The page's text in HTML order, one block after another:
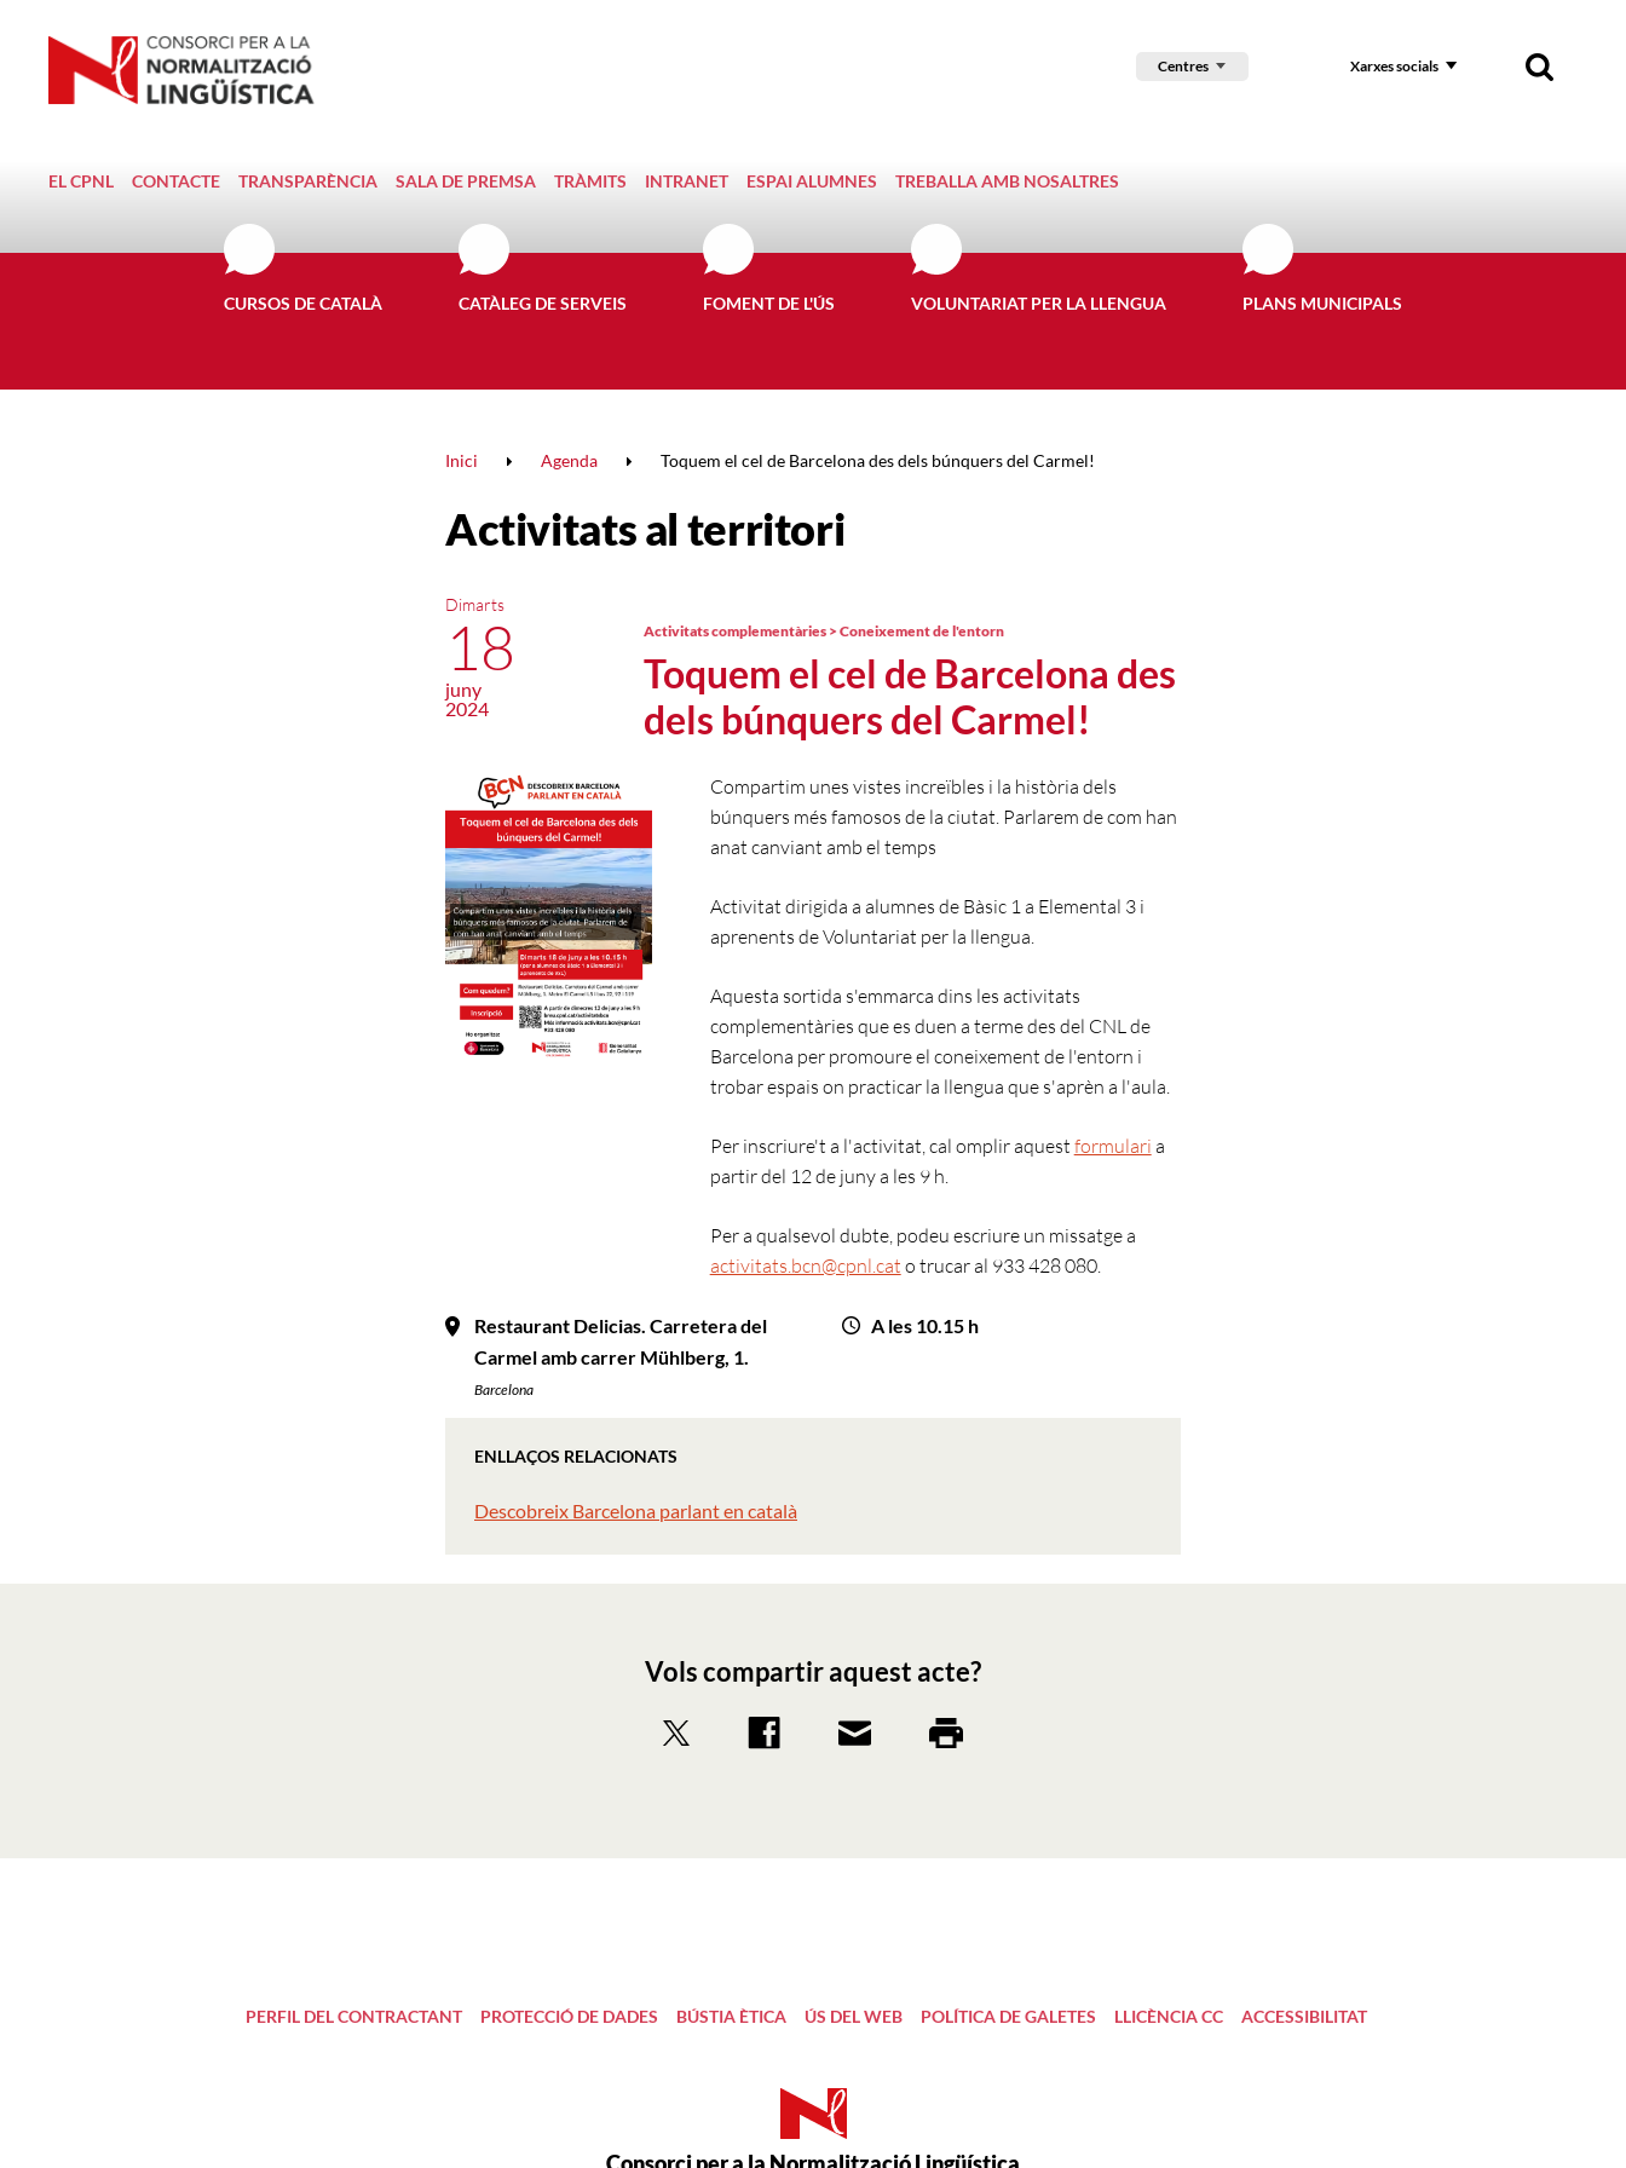
Centres Xarxes socials
EL CPNL CONTACTE TRANSPARÈNCIA SALA DE PREMSA TRÀMITS INTRANET ESPAI ALUMNES TREBALLA AMB NOSALTRES
CURSOS DE CATALÀ CATÀLEG DE SERVEIS FOMENT DE L'ÚS VOLUNTARIAT PER LA LLENGUA PLANS MUNICIPALS
Inici Agenda Toquem el cel de Barcelona des dels búnquers del Carmel!
Activitats al territori
Toquem el cel de Barcelona des
dels búnquers del Carmel!
Activitats complementàries > Coneixement de l'entorn
Dimarts
18
juny
2024
Compartim unes vistes increïbles i la història dels
búnquers més famosos de la ciutat. Parlarem de com han
anat canviant amb el temps
Activitat dirigida a alumnes de Bàsic 1 a Elemental 3 i
aprenents de Voluntariat per la llengua.
Aquesta sortida s'emmarca dins les activitats
complementàries que es duen a terme des del CNL de
Barcelona per promoure el coneixement de l'entorn i
trobar espais on practicar la llengua que s'aprèn a l'aula.
Per inscriure't a l'activitat, cal omplir aquest formulari a
partir del 12 de juny a les 9 h.
Per a qualsevol dubte, podeu escriure un missatge a
activitats.bcn@cpnl.cat o trucar al 933 428 080.
Restaurant Delicias. Carretera del
Carmel amb carrer Mühlberg, 1.
Barcelona
A les 10.15 h
ENLLAÇOS RELACIONATS
Descobreix Barcelona parlant en català
Vols compartir aquest acte?
PERFIL DEL CONTRACTANT PROTECCIÓ DE DADES BÚSTIA ÈTICA ÚS DEL WEB POLÍTICA DE GALETES LLICÈNCIA CC ACCESSIBILITAT